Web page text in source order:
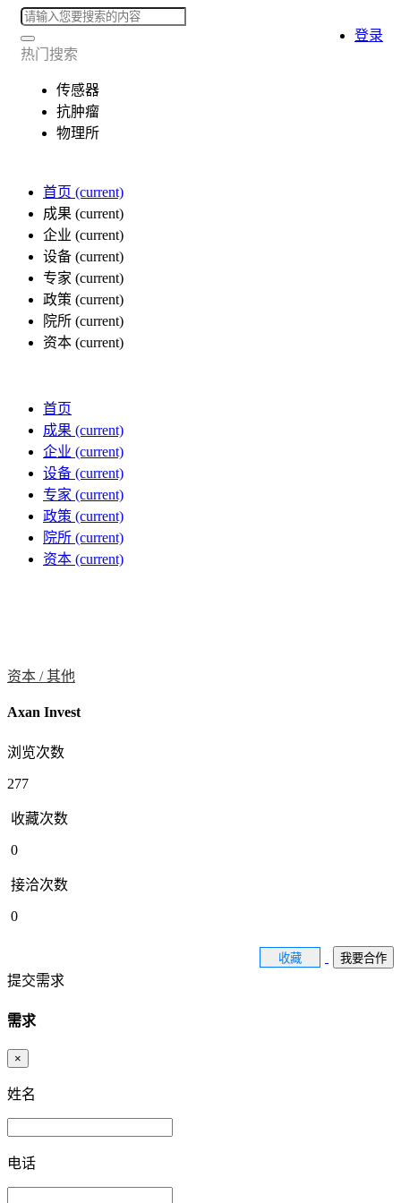
热门搜索
传感器
抗肿瘤
物理所
首页 (current)
成果 (current)
企业 (current)
设备 (current)
专家 (current)
政策 (current)
院所 (current)
资本 (current)
登录
首页
成果 (current)
企业 (current)
设备 (current)
专家 (current)
政策 (current)
院所 (current)
资本 (current)
资本 /其他
Axan Invest
浏览次数
277
收藏次数
0
接洽次数
0
收藏 我要合作
提交需求
需求
×
姓名
电话